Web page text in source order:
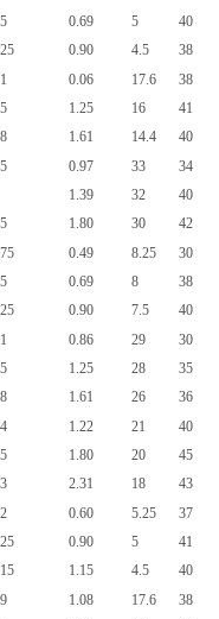
0.69
0.90
5
4.5
40
38
0.06
1.25
1.61
17.6
16
14.4
38
41
40
0.97
1.39
1.80
33
32
30
34
40
42
0.49
0.69
0.90
8.25
8
7.5
30
38
40
0.86
1.25
1.61
29
28
26
30
35
36
1.22
1.80
2.31
21
20
18
40
45
43
0.60
0.90
1.15
5.25
5
4.5
37
41
40
1.08
17.6
38